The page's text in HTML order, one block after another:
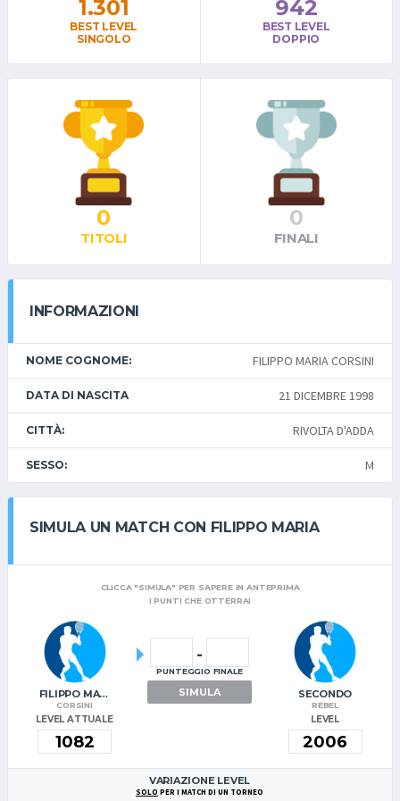
1.301
BEST LEVEL
SINGOLO
942
BEST LEVEL
DOPPIO
0
TITOLI
0
FINALI
INFORMAZIONI
NOME COGNOME: FILIPPO MARIA CORSINI
DATA DI NASCITA 21 DICEMBRE 1998
CITTÀ: RIVOLTA D'ADDA
SESSO: M
SIMULA UN MATCH CON FILIPPO MARIA
CLICCA "SIMULA" PER SAPERE IN ANTEPRIMA
I PUNTI CHE OTTERRAI
FILIPPO MARIA
CORSINI
LEVEL ATTUALE
-
PUNTEGGIO FINALE
SIMULA SECONDO
REBEL
LEVEL
VARIAZIONE LEVEL
SOLO PER I MATCH DI UN TORNEO